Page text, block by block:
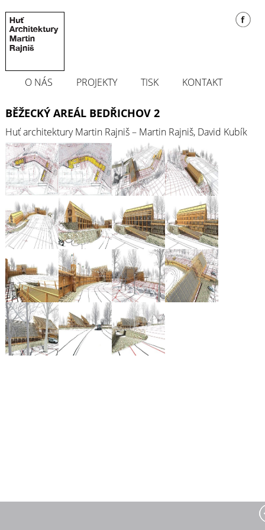
O NÁS PROJEKTY TISK KONTAKT
BĚŽECKÝ AREÁL BEDŘICHOV 2
Huť architektury Martin Rajniš – Martin Rajniš, David Kubík